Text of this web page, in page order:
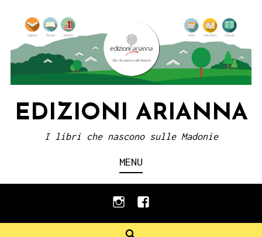
content
EDIZIONI ARIANNA
I libri che nascono sulle Madonie
MENU
instagramfacebook